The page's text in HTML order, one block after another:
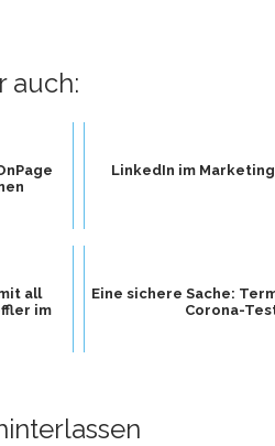
auch:
LinkedIn im
all
im
Eine sichere Sache:
Corona-